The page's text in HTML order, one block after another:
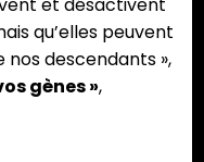
et désactivent
qu’elles peuvent
nos descendants »,
gènes »,